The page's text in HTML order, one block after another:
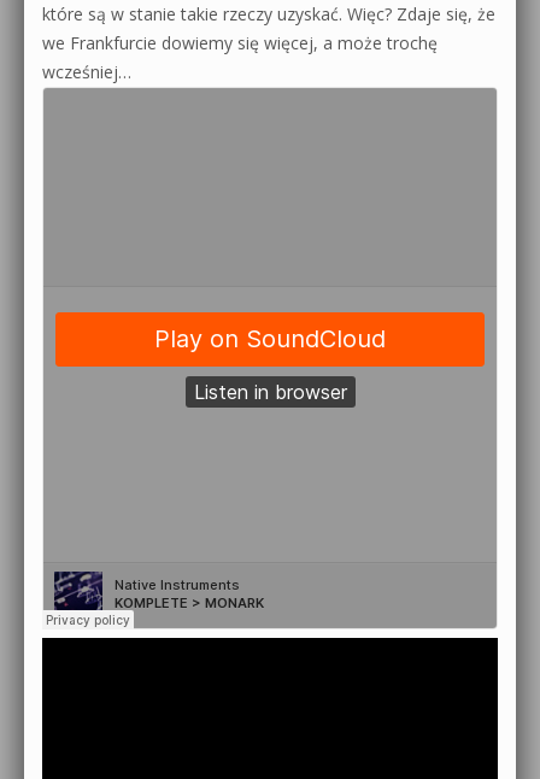
Wyszukiwanie
które są w stanie takie rzeczy uzyskać. Więc? Zdaje się, że
we Frankfurcie dowiemy się więcej, a może trochę
wcześniej…